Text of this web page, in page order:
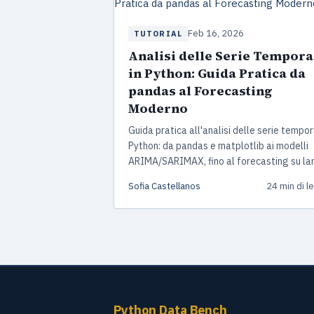
TUTORIAL Feb 16, 2026
Analisi delle Serie
in Python: Guida Pratica da
pandas al Forecasting
Moderno
Guida pratica all'analisi delle serie
Python: da pandas e matplotlib ai modelli
ARIMA/SARIMAX, fino al forecasting su
progetto end-to-end incluso.
Sofia Castellanos 24 min di
Python Data Bench